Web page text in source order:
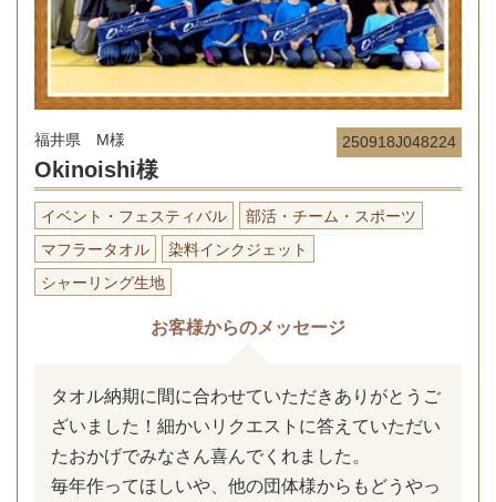
250918J048224
福井県 M様
Okinoishi様
イベント・フェスティバル
部活・チーム・スポーツ
マフラータオル
染料インクジェット
シャーリング生地
お客様からのメッセージ
タオル納期に間に合わせていただきありがとうご
ざいました！細かいリクエストに答えていただい
たおかげでみなさん喜んでくれました。
毎年作ってほしいや、他の団体様からもどうやっ